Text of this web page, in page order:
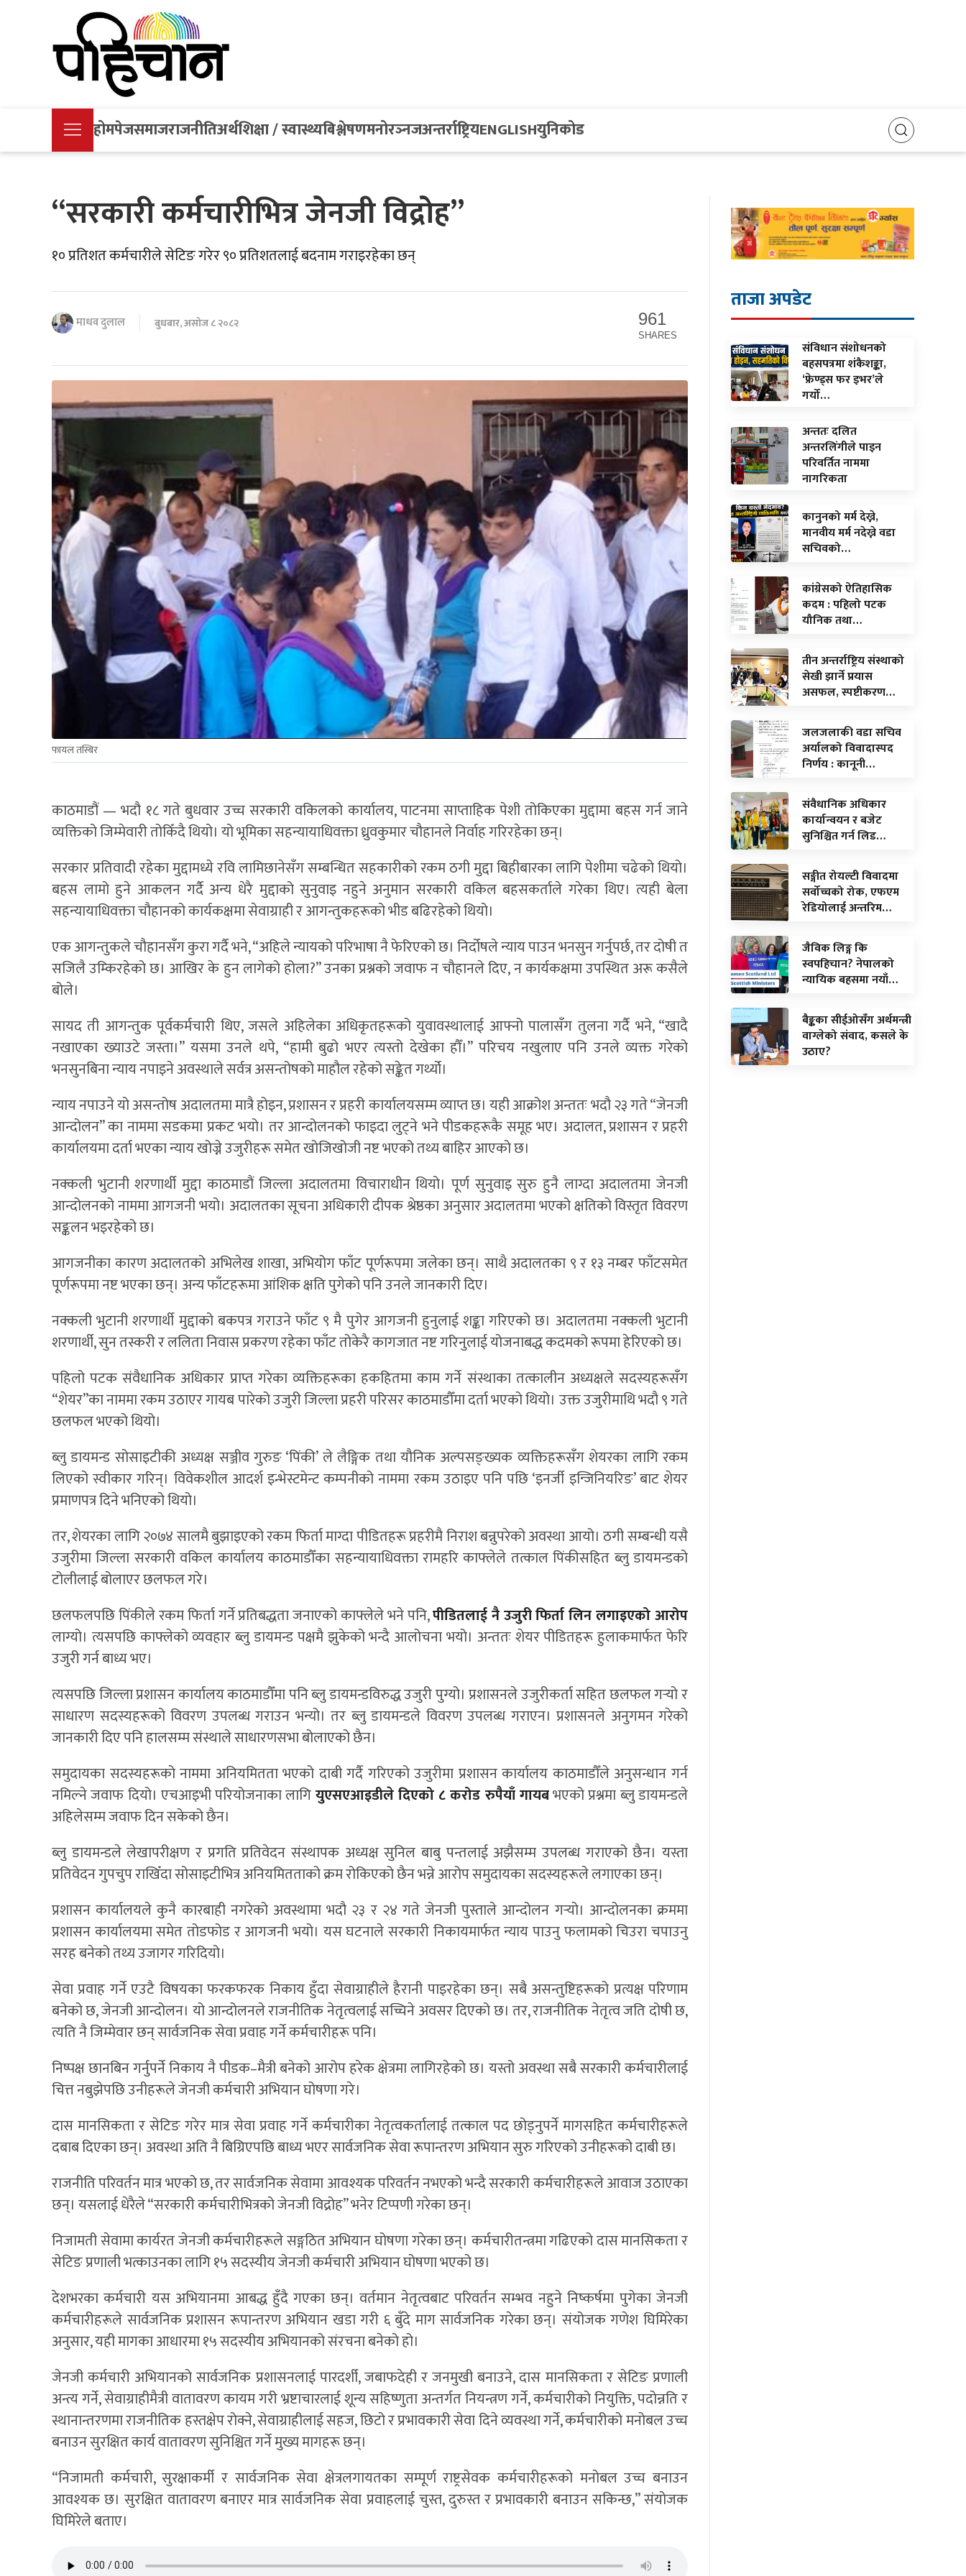
होमपेजसमाजराजनीतिअर्थशिक्षा / स्वास्थ्यबिश्लेषणमनोरञ्नजअन्तर्राष्ट्रियENGLISHयुनिकोड
“सरकारी कर्मचारीभित्र जेनजी विद्रोह”
१० प्रतिशत कर्मचारीले सेटिङ गरेर ९० प्रतिशतलाई बदनाम गराइरहेका छन्
माधव दुलाल बुधबार, असोज ८ २०८२ 961
SHARES
फायल तस्बिर
काठमाडौं — भदौ १८ गते बुधवार उच्च सरकारी वकिलको कार्यालय, पाटनमा साप्ताहिक पेशी तोकिएका मुद्दामा बहस गर्न जाने
व्यक्तिको जिम्मेवारी तोकिँदै थियो। यो भूमिका सहन्यायाधिवक्ता ध्रुवकुमार चौहानले निर्वाह गरिरहेका छन्।
सरकार प्रतिवादी रहेका मुद्दामध्ये रवि लामिछानेसँग सम्बन्धित सहकारीको रकम ठगी मुद्दा बिहीबारका लागि पेशीमा चढेको थियो।
बहस लामो हुने आकलन गर्दै अन्य धेरै मुद्दाको सुनुवाइ नहुने अनुमान सरकारी वकिल बहसकर्ताले गरेका थिए। त्यही बेला
सहन्यायाधिवक्ता चौहानको कार्यकक्षमा सेवाग्राही र आगन्तुकहरूको भीड बढिरहेको थियो।
एक आगन्तुकले चौहानसँग कुरा गर्दै भने, “अहिले न्यायको परिभाषा नै फेरिएको छ। निर्दोषले न्याय पाउन भनसुन गर्नुपर्छ, तर दोषी त
सजिलै उम्किरहेको छ। आखिर के हुन लागेको होला?” उनका प्रश्नको जवाफ न चौहानले दिए, न कार्यकक्षमा उपस्थित अरू कसैले
बोले।
सायद ती आगन्तुक पूर्वकर्मचारी थिए, जसले अहिलेका अधिकृतहरूको युवावस्थालाई आफ्नो पालासँग तुलना गर्दै भने, “खादै
नखाएका ख्याउटे जस्ता।” यसमा उनले थपे, “हामी बुढो भएर त्यस्तो देखेका हौँ।” परिचय नखुलाए पनि उनले व्यक्त गरेको
भनसुनबिना न्याय नपाइने अवस्थाले सर्वत्र असन्तोषको माहौल रहेको सङ्केत गर्थ्यो।
न्याय नपाउने यो असन्तोष अदालतमा मात्रै होइन, प्रशासन र प्रहरी कार्यालयसम्म व्याप्त छ। यही आक्रोश अन्ततः भदौ २३ गते “जेनजी
आन्दोलन” का नाममा सडकमा प्रकट भयो। तर आन्दोलनको फाइदा लुट्ने भने पीडकहरूकै समूह भए। अदालत, प्रशासन र प्रहरी
कार्यालयमा दर्ता भएका न्याय खोज्ने उजुरीहरू समेत खोजिखोजी नष्ट भएको तथ्य बाहिर आएको छ।
नक्कली भुटानी शरणार्थी मुद्दा काठमाडौं जिल्ला अदालतमा विचाराधीन थियो। पूर्ण सुनुवाइ सुरु हुनै लाग्दा अदालतमा जेनजी
आन्दोलनको नाममा आगजनी भयो। अदालतका सूचना अधिकारी दीपक श्रेष्ठका अनुसार अदालतमा भएको क्षतिको विस्तृत विवरण
सङ्कलन भइरहेको छ।
आगजनीका कारण अदालतको अभिलेख शाखा, अभियोग फाँट पूर्णरूपमा जलेका छन्। साथै अदालतका ९ र १३ नम्बर फाँटसमेत
पूर्णरूपमा नष्ट भएका छन्। अन्य फाँटहरूमा आंशिक क्षति पुगेको पनि उनले जानकारी दिए।
नक्कली भुटानी शरणार्थी मुद्दाको बकपत्र गराउने फाँट ९ मै पुगेर आगजनी हुनुलाई शङ्का गरिएको छ। अदालतमा नक्कली भुटानी
शरणार्थी, सुन तस्करी र ललिता निवास प्रकरण रहेका फाँट तोकेरै कागजात नष्ट गरिनुलाई योजनाबद्ध कदमको रूपमा हेरिएको छ।
पहिलो पटक संवैधानिक अधिकार प्राप्त गरेका व्यक्तिहरूका हकहितमा काम गर्ने संस्थाका तत्कालीन अध्यक्षले सदस्यहरूसँग
“शेयर”का नाममा रकम उठाएर गायब पारेको उजुरी जिल्ला प्रहरी परिसर काठमाडौँमा दर्ता भएको थियो। उक्त उजुरीमाथि भदौ ९ गते
छलफल भएको थियो।
ब्लु डायमन्ड सोसाइटीकी अध्यक्ष सञ्जीव गुरुङ ‘पिंकी’ ले लैङ्गिक तथा यौनिक अल्पसङ्ख्यक व्यक्तिहरूसँग शेयरका लागि रकम
लिएको स्वीकार गरिन्। विवेकशील आदर्श इन्भेस्टमेन्ट कम्पनीको नाममा रकम उठाइए पनि पछि ‘इनर्जी इन्जिनियरिङ’ बाट शेयर
प्रमाणपत्र दिने भनिएको थियो।
तर, शेयरका लागि २०७४ सालमै बुझाइएको रकम फिर्ता माग्दा पीडितहरू प्रहरीमै निराश बन्नुपरेको अवस्था आयो। ठगी सम्बन्धी यसै
उजुरीमा जिल्ला सरकारी वकिल कार्यालय काठमाडौँका सहन्यायाधिवक्ता रामहरि काफ्लेले तत्काल पिंकीसहित ब्लु डायमन्डको
टोलीलाई बोलाएर छलफल गरे।
छलफलपछि पिंकीले रकम फिर्ता गर्ने प्रतिबद्धता जनाएको काफ्लेले भने पनि,पीडितलाई नै उजुरी फिर्ता लिन लगाइएको आरोप
लाग्यो। त्यसपछि काफ्लेको व्यवहार ब्लु डायमन्ड पक्षमै झुकेको भन्दै आलोचना भयो। अन्ततः शेयर पीडितहरू हुलाकमार्फत फेरि
उजुरी गर्न बाध्य भए।
त्यसपछि जिल्ला प्रशासन कार्यालय काठमाडौँमा पनि ब्लु डायमन्डविरुद्ध उजुरी पुग्यो। प्रशासनले उजुरीकर्ता सहित छलफल गर्‍यो र
साधारण सदस्यहरूको विवरण उपलब्ध गराउन भन्यो। तर ब्लु डायमन्डले विवरण उपलब्ध गराएन। प्रशासनले अनुगमन गरेको
जानकारी दिए पनि हालसम्म संस्थाले साधारणसभा बोलाएको छैन।
समुदायका सदस्यहरूको नाममा अनियमितता भएको दाबी गर्दै गरिएको उजुरीमा प्रशासन कार्यालय काठमाडौँले अनुसन्धान गर्न
नमिल्ने जवाफ दियो। एचआइभी परियोजनाका लागियुएसएआइडीले दिएको ८ करोड रुपैयाँ गायबभएको प्रश्नमा ब्लु डायमन्डले
अहिलेसम्म जवाफ दिन सकेको छैन।
ब्लु डायमन्डले लेखापरीक्षण र प्रगति प्रतिवेदन संस्थापक अध्यक्ष सुनिल बाबु पन्तलाई अझैसम्म उपलब्ध गराएको छैन। यस्ता
प्रतिवेदन गुपचुप राखिँदा सोसाइटीभित्र अनियमितताको क्रम रोकिएको छैन भन्ने आरोप समुदायका सदस्यहरूले लगाएका छन्।
प्रशासन कार्यालयले कुनै कारबाही नगरेको अवस्थामा भदौ २३ र २४ गते जेनजी पुस्ताले आन्दोलन गर्‍यो। आन्दोलनका क्रममा
प्रशासन कार्यालयमा समेत तोडफोड र आगजनी भयो। यस घटनाले सरकारी निकायमार्फत न्याय पाउनु फलामको चिउरा चपाउनु
सरह बनेको तथ्य उजागर गरिदियो।
सेवा प्रवाह गर्ने एउटै विषयका फरकफरक निकाय हुँदा सेवाग्राहीले हैरानी पाइरहेका छन्। सबै असन्तुष्टिहरूको प्रत्यक्ष परिणाम
बनेको छ, जेनजी आन्दोलन। यो आन्दोलनले राजनीतिक नेतृत्वलाई सच्चिने अवसर दिएको छ। तर, राजनीतिक नेतृत्व जति दोषी छ,
त्यति नै जिम्मेवार छन् सार्वजनिक सेवा प्रवाह गर्ने कर्मचारीहरू पनि।
निष्पक्ष छानबिन गर्नुपर्ने निकाय नै पीडक–मैत्री बनेको आरोप हरेक क्षेत्रमा लागिरहेको छ। यस्तो अवस्था सबै सरकारी कर्मचारीलाई
चित्त नबुझेपछि उनीहरूले जेनजी कर्मचारी अभियान घोषणा गरे।
दास मानसिकता र सेटिङ गरेर मात्र सेवा प्रवाह गर्ने कर्मचारीका नेतृत्वकर्तालाई तत्काल पद छोड्नुपर्ने मागसहित कर्मचारीहरूले
दबाब दिएका छन्। अवस्था अति नै बिग्रिएपछि बाध्य भएर सार्वजनिक सेवा रूपान्तरण अभियान सुरु गरिएको उनीहरूको दाबी छ।
राजनीति परिवर्तन मात्र भएको छ, तर सार्वजनिक सेवामा आवश्यक परिवर्तन नभएको भन्दै सरकारी कर्मचारीहरूले आवाज उठाएका
छन्। यसलाई धेरैले “सरकारी कर्मचारीभित्रको जेनजी विद्रोह” भनेर टिप्पणी गरेका छन्।
निजामती सेवामा कार्यरत जेनजी कर्मचारीहरूले सङ्गठित अभियान घोषणा गरेका छन्। कर्मचारीतन्त्रमा गढिएको दास मानसिकता र
सेटिङ प्रणाली भत्काउनका लागि १५ सदस्यीय जेनजी कर्मचारी अभियान घोषणा भएको छ।
देशभरका कर्मचारी यस अभियानमा आबद्ध हुँदै गएका छन्। वर्तमान नेतृत्वबाट परिवर्तन सम्भव नहुने निष्कर्षमा पुगेका जेनजी
कर्मचारीहरूले सार्वजनिक प्रशासन रूपान्तरण अभियान खडा गरी ६ बुँदे माग सार्वजनिक गरेका छन्। संयोजक गणेश घिमिरेका
अनुसार, यही मागका आधारमा १५ सदस्यीय अभियानको संरचना बनेको हो।
जेनजी कर्मचारी अभियानको सार्वजनिक प्रशासनलाई पारदर्शी, जबाफदेही र जनमुखी बनाउने, दास मानसिकता र सेटिङ प्रणाली
अन्त्य गर्ने, सेवाग्राहीमैत्री वातावरण कायम गरी भ्रष्टाचारलाई शून्य सहिष्णुता अन्तर्गत नियन्त्रण गर्ने, कर्मचारीको नियुक्ति, पदोन्नति र
स्थानान्तरणमा राजनीतिक हस्तक्षेप रोक्ने, सेवाग्राहीलाई सहज, छिटो र प्रभावकारी सेवा दिने व्यवस्था गर्ने, कर्मचारीको मनोबल उच्च
बनाउन सुरक्षित कार्य वातावरण सुनिश्चित गर्ने मुख्य मागहरू छन्।
“निजामती कर्मचारी, सुरक्षाकर्मी र सार्वजनिक सेवा क्षेत्रलगायतका सम्पूर्ण राष्ट्रसेवक कर्मचारीहरूको मनोबल उच्च बनाउन
आवश्यक छ। सुरक्षित वातावरण बनाएर मात्र सार्वजनिक सेवा प्रवाहलाई चुस्त, दुरुस्त र प्रभावकारी बनाउन सकिन्छ,” संयोजक
घिमिरेले बताए।
ताजा अपडेट
संविधान संशोधनको
बहसपत्रमा शंकैशङ्का,
‘फ्रेण्ड्स फर इभर’ले
गर्यो…
अन्ततः दलित
अन्तरलिंगीले पाइन
परिवर्तित नाममा
नागरिकता
कानुनको मर्म देख्ने,
मानवीय मर्म नदेख्ने वडा
सचिवको…
कांग्रेसको ऐतिहासिक
कदम : पहिलो पटक
यौनिक तथा…
तीन अन्तर्राष्ट्रिय संस्थाको
सेखी झार्ने प्रयास
असफल, स्पष्टीकरण…
जलजलाकी वडा सचिव
अर्यालको विवादास्पद
निर्णय : कानूनी…
संवैधानिक अधिकार
कार्यान्वयन र बजेट
सुनिश्चित गर्न लिड…
सङ्गीत रोयल्टी विवादमा
सर्वोच्चको रोक, एफएम
रेडियोलाई अन्तरिम…
जैविक लिङ्ग कि
स्वपहिचान? नेपालको
न्यायिक बहसमा नयाँ…
बैङ्कका सीईओसँग अर्थमन्त्री
वाग्लेको संवाद, कसले के
उठाए?